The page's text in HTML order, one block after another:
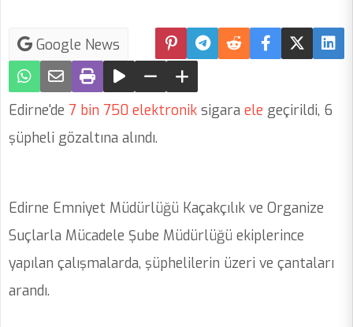
Google News
Edirne'de 7 bin 750 elektronik sigara ele geçirildi, 6
şüpheli gözaltına alındı.
Edirne Emniyet Müdürlüğü Kaçakçılık ve Organize
Suçlarla Mücadele Şube Müdürlüğü ekiplerince
yapılan çalışmalarda, şüphelilerin üzeri ve çantaları
arandı.